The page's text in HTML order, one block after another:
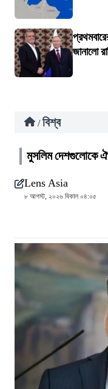
জানালো
/ বিশ্ব
মুসলিম দেশগুলোকে
Lens Asia
৮ আগস্ট, ২০২৬ বিকাল ০৪:০৫